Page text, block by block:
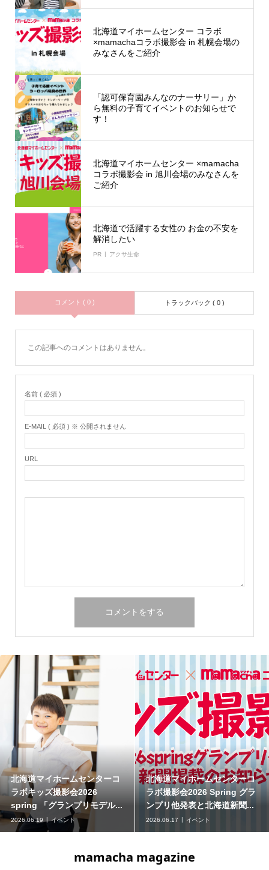
北海道マイホームセンター コラボ
×mamachaコラボ撮影会 in 札幌会場の
みなさんをご紹介
「認可保育園みんなのナーサリー」か
ら無料の子育てイベントのお知らせで
す！
北海道マイホームセンター ×mamacha
コラボ撮影会 in 旭川会場のみなさんを
ご紹介
北海道で活躍する女性の お金の不安を
解消したい
PR アクサ生命
コメント ( 0 ) トラックバック ( 0 )
この記事へのコメントはありません。
名前 ( 必須 )
E-MAIL ( 必須 ) ※ 公開されません
URL
北海道マイホームセンターコ
ラボキッズ撮影会2026
spring 「グランプリモデル...
2026.06.19 イベント
北海道マイホームセンターコ
ラボ撮影会2026 Spring グラ
ンプリ他発表と北海道新聞...
2026.06.17 イベント
mamacha magazine